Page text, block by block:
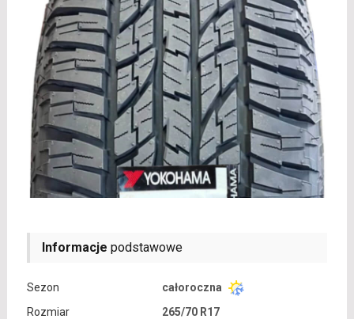
Informacje podstawowe
Sezon
całoroczna
Rozmiar
265/70 R17